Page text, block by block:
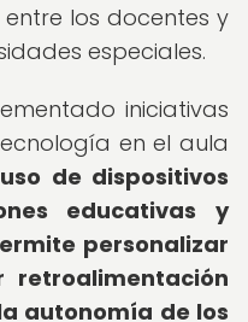
los docentes y
especiales.
iniciativas
en el aula
de dispositivos
educativas y
personalizar
retroalimentación
autonomía de los